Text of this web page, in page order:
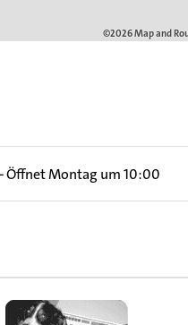
Öffnet Montag um 10:00